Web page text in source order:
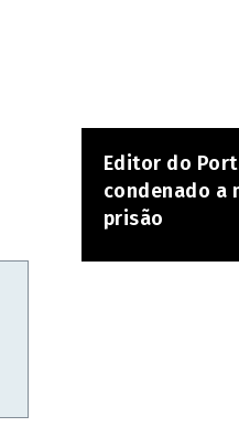
Editor do
condenado a
prisão